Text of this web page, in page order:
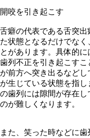
開咬を引き起こす
舌癖の代表である舌突
た状態となるだけでな
とがあります。具体的
歯列不正を引き起こす
が前方へ突き出るなど
が生じている状態を指
の歯列には隙間が存在
のが難しくなります。
また、笑った時などに